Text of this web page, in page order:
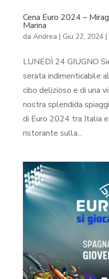
Cena Euro 2024 –
Marina
da Andrea | Giu 22, 2024|
LUNEDÌ 24 GIUGNO
serata indimenticabile
cibo delizioso e di una
nostra splendida
di Euro 2024 tra Italia
ristorante sulla...